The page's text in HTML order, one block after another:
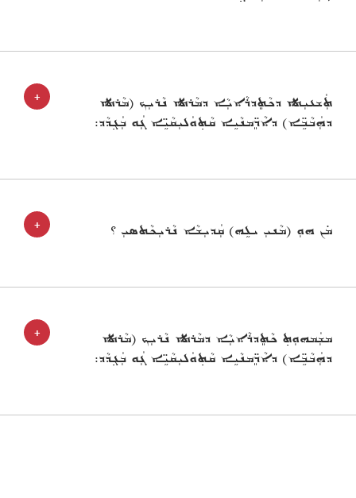
+
ܬܲܫܥܝܼܬܐ ܕܟܵܬܸܕܪܵܐܝܼܵܐ ܕܡܵܪܬܐ ܢܵܪܝܼܟ (ܡܵܪܬܐ
ܕܗܲܒܵܒܹ̈ܐ) ܕܐܵܖܸ̈ܡܢܵܝܹܐ ܩܵܬ݂ܘܿܠܝܼܩܵܝܹ̈ܐ ܓܲܘ ܒܲܓ݂ܕܵܕ:
+ ܡ̇ܢ ܗܘܼ (ܡܵܢܝܼ ܝܠܹܗ) ܩܲܕܝܼܫܵܐ ܢܵܪܝܼܟܵܬܣܝܼ ؟
+
ܡܫܲܡܗܘܼܬ݂ ܟܵܬܸܕܪܵܐܝܼܵܐ ܕܡܵܪܬܐ ܢܵܪܝܼܟ (ܡܵܪܬܐ
ܕܗܲܒܵܒܹ̈ܐ) ܕܐܵܖܸ̈ܡܢܵܝܹܐ ܩܵܬ݂ܘܿܠܝܼܩܵܝܹ̈ܐ ܓܲܘ ܒܲܓ݂ܕܵܕ: